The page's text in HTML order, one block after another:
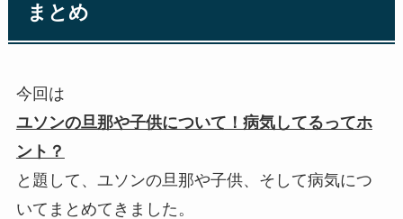
まとめ
今回は
ユソンの旦那や子供について！病気してるってホ
ント？
と題して、ユソンの旦那や子供、そして病気につ
いてまとめてきました。